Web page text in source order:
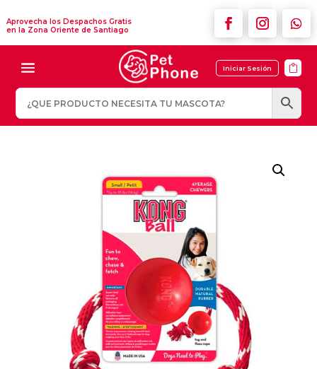
Aprovecha los Despachos Gratis
en la Zona Oriente de Santiago
Iniciar Sesión 